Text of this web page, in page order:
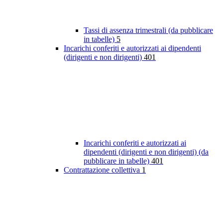
Tassi di assenza trimestrali (da pubblicare
in tabelle) 5
Incarichi conferiti e autorizzati ai dipendenti
(dirigenti e non dirigenti) 401
Incarichi conferiti e autorizzati ai
dipendenti (dirigenti e non dirigenti) (da
pubblicare in tabelle) 401
Contrattazione collettiva 1